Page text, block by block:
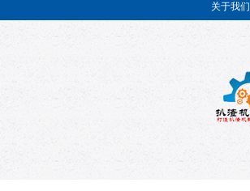
关于我们